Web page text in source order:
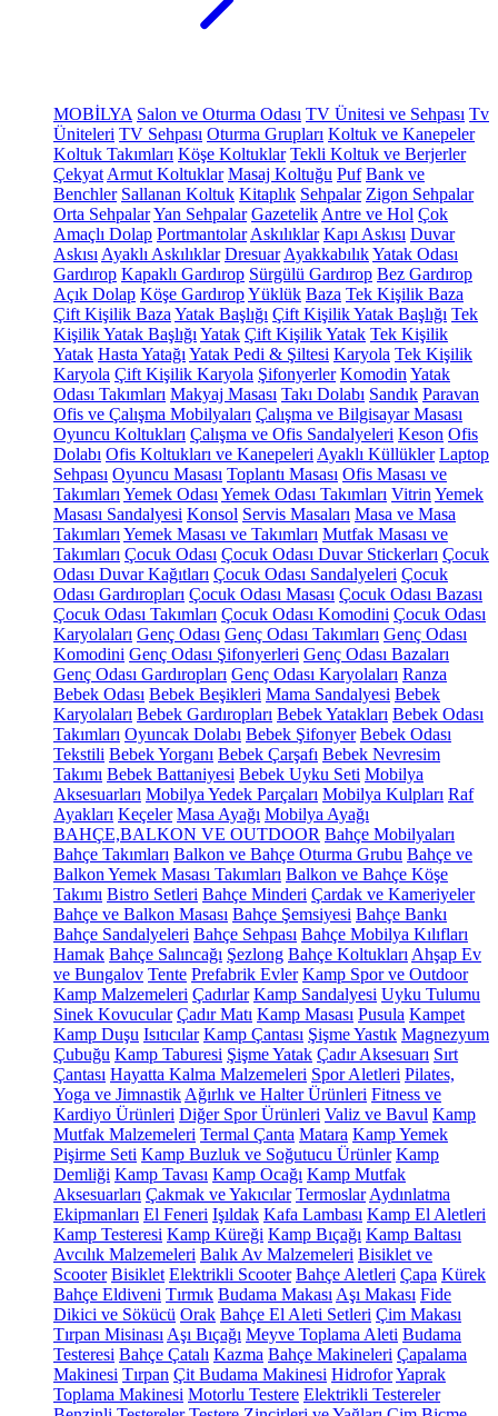
MOBİLYA Salon ve Oturma Odası TV Ünitesi ve Sehpası Tv
Üniteleri TV Sehpası Oturma Grupları Koltuk ve Kanepeler
Koltuk Takımları Köşe Koltuklar Tekli Koltuk ve Berjerler
Çekyat Armut Koltuklar Masaj Koltuğu Puf Bank ve
Benchler Sallanan Koltuk Kitaplık Sehpalar Zigon Sehpalar
Orta SehpalarYan Sehpalar Gazetelik Antre ve Hol Çok
Amaçlı Dolap Portmantolar Askılıklar Kapı Askısı Duvar
Askısı Ayaklı Askılıklar Dresuar AyakkabılıkYatak Odası
Gardırop Kapaklı Gardırop Sürgülü Gardırop Bez Gardırop
Açık Dolap Köşe GardıropYüklük Baza Tek Kişilik Baza
Çift Kişilik Baza Yatak Başlığı Çift Kişilik Yatak Başlığı Tek
Kişilik Yatak Başlığı Yatak Çift Kişilik Yatak Tek Kişilik
Yatak Hasta Yatağı Yatak Pedi & Şiltesi Karyola Tek Kişilik
Karyola Çift Kişilik Karyola Şifonyerler Komodin Yatak
Odası Takımları Makyaj Masası Takı Dolabı Sandık Paravan
Ofis ve Çalışma Mobilyaları Çalışma ve Bilgisayar Masası
Oyuncu Koltukları Çalışma ve Ofis Sandalyeleri Keson Ofis
Dolabı Ofis Koltukları ve Kanepeleri Ayaklı Küllükler Laptop
Sehpası Oyuncu Masası Toplantı Masası Ofis Masası ve
Takımları Yemek Odası Yemek Odası Takımları Vitrin Yemek
Masası Sandalyesi Konsol Servis Masaları Masa ve Masa
Takımları Yemek Masası ve Takımları Mutfak Masası ve
Takımları Çocuk Odası Çocuk Odası Duvar Stickerları Çocuk
Odası Duvar Kağıtları Çocuk Odası Sandalyeleri Çocuk
Odası Gardıropları Çocuk Odası Masası Çocuk Odası Bazası
Çocuk Odası Takımları Çocuk Odası Komodini Çocuk Odası
Karyolaları Genç Odası Genç Odası Takımları Genç Odası
Komodini Genç Odası Şifonyerleri Genç Odası Bazaları
Genç Odası Gardıropları Genç Odası Karyolaları Ranza
Bebek Odası Bebek Beşikleri Mama Sandalyesi Bebek
Karyolaları Bebek Gardıropları Bebek Yatakları Bebek Odası
Takımları Oyuncak Dolabı Bebek Şifonyer Bebek Odası
Tekstili Bebek Yorganı Bebek Çarşafı Bebek Nevresim
Takımı Bebek Battaniyesi Bebek Uyku Seti Mobilya
Aksesuarları Mobilya Yedek Parçaları Mobilya Kulpları Raf
Ayakları Keçeler Masa Ayağı Mobilya Ayağı
BAHÇE,BALKON VE OUTDOOR Bahçe Mobilyaları
Bahçe Takımları Balkon ve Bahçe Oturma Grubu Bahçe ve
Balkon Yemek Masası Takımları Balkon ve Bahçe Köşe
Takımı Bistro Setleri Bahçe Minderi Çardak ve Kameriyeler
Bahçe ve Balkon Masası Bahçe Şemsiyesi Bahçe Bankı
Bahçe Sandalyeleri Bahçe Sehpası Bahçe Mobilya Kılıfları
Hamak Bahçe Salıncağı Şezlong Bahçe Koltukları Ahşap Ev
ve Bungalov Tente Prefabrik Evler Kamp Spor ve Outdoor
Kamp Malzemeleri Çadırlar Kamp Sandalyesi Uyku Tulumu
Sinek Kovucular Çadır Matı Kamp Masası Pusula Kampet
Kamp Duşu Isıtıcılar Kamp Çantası Şişme Yastık Magnezyum
Çubuğu Kamp Taburesi Şişme Yatak Çadır Aksesuarı Sırt
Çantası Hayatta Kalma Malzemeleri Spor Aletleri Pilates,
Yoga ve Jimnastik Ağırlık ve Halter Ürünleri Fitness ve
Kardiyo Ürünleri Diğer Spor Ürünleri Valiz ve Bavul Kamp
Mutfak Malzemeleri Termal Çanta Matara Kamp Yemek
Pişirme Seti Kamp Buzluk ve Soğutucu Ürünler Kamp
Demliği Kamp Tavası Kamp Ocağı Kamp Mutfak
Aksesuarları Çakmak ve Yakıcılar Termoslar Aydınlatma
Ekipmanları El Feneri Işıldak Kafa Lambası Kamp El Aletleri
Kamp Testeresi Kamp Küreği Kamp Bıçağı Kamp Baltası
Avcılık Malzemeleri Balık Av Malzemeleri Bisiklet ve
Scooter Bisiklet Elektrikli Scooter Bahçe Aletleri Çapa Kürek
Bahçe Eldiveni Tırmık Budama Makası Aşı Makası Fide
Dikici ve Sökücü Orak Bahçe El Aleti Setleri Çim Makası
Tırpan Misinası Aşı Bıçağı Meyve Toplama Aleti Budama
Testeresi Bahçe Çatalı Kazma Bahçe Makineleri Çapalama
Makinesi Tırpan Çit Budama Makinesi HidroforYaprak
Toplama Makinesi Motorlu Testere Elektrikli Testereler